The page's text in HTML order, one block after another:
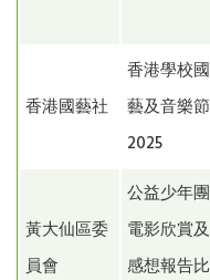
香港國藝社
香港學校國
藝及音樂節
2025
黃大仙區委
員會
公益少年團
電影欣賞及
感想報告比